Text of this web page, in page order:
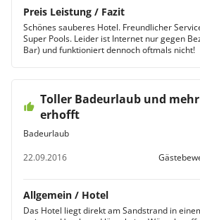
Preis Leistung / Fazit
Schönes sauberes Hotel. Freundlicher
Super Pools. Leider ist Internet nur gegen
Bar) und funktioniert dennoch oftmals nicht!
Toller Badeurlaub und
erhofft
Badeurlaub
22.09.2016
Allgemein / Hotel
Das Hotel liegt direkt am Sandstrand in